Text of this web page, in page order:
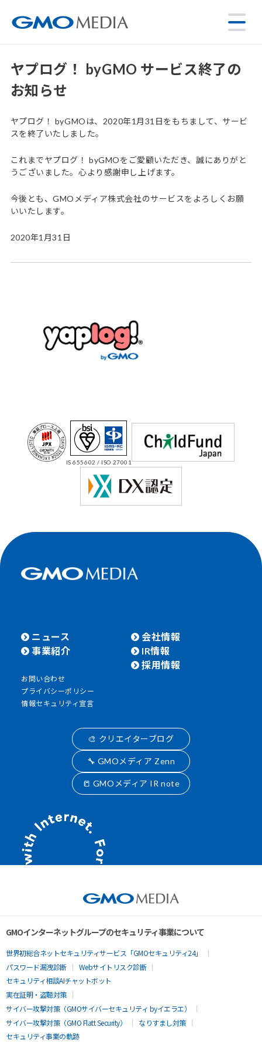
ヤプログ！ byGMO サービス終了の
お知らせ
ヤプログ！ byGMOは、2020年1月31日をもちまして、サービ
スを終了いたしました。
これまでヤプログ！ byGMOをご愛顧いただき、誠にありがと
うございました。心より感謝申し上げます。
今後とも、GMOメディア株式会社のサービスをよろしくお願
いいたします。
2020年1月31日
IS 655602 / ISO 27001
ニュース
事業紹介
会社情報
IR情報
採用情報
お問い合わせ
プライバシーポリシー
情報セキュリティ宣言
🎨 クリエイターブログ
🔧 GMOメディア Zenn
📒 GMOメディア IR note
GMOインターネットグループのセキュリティ事業について
世界初総合ネットセキュリティサービス「GMOセキュリティ24」
パスワード漏洩診断
Webサイトリスク診断
セキュリティ相談AIチャットボット
実在証明・盗聴対策
サイバー攻撃対策（GMOサイバーセキュリティ byイエラエ）
サイバー攻撃対策（GMO Flatt Security）
なりすまし対策
セキュリティ事業の軌跡